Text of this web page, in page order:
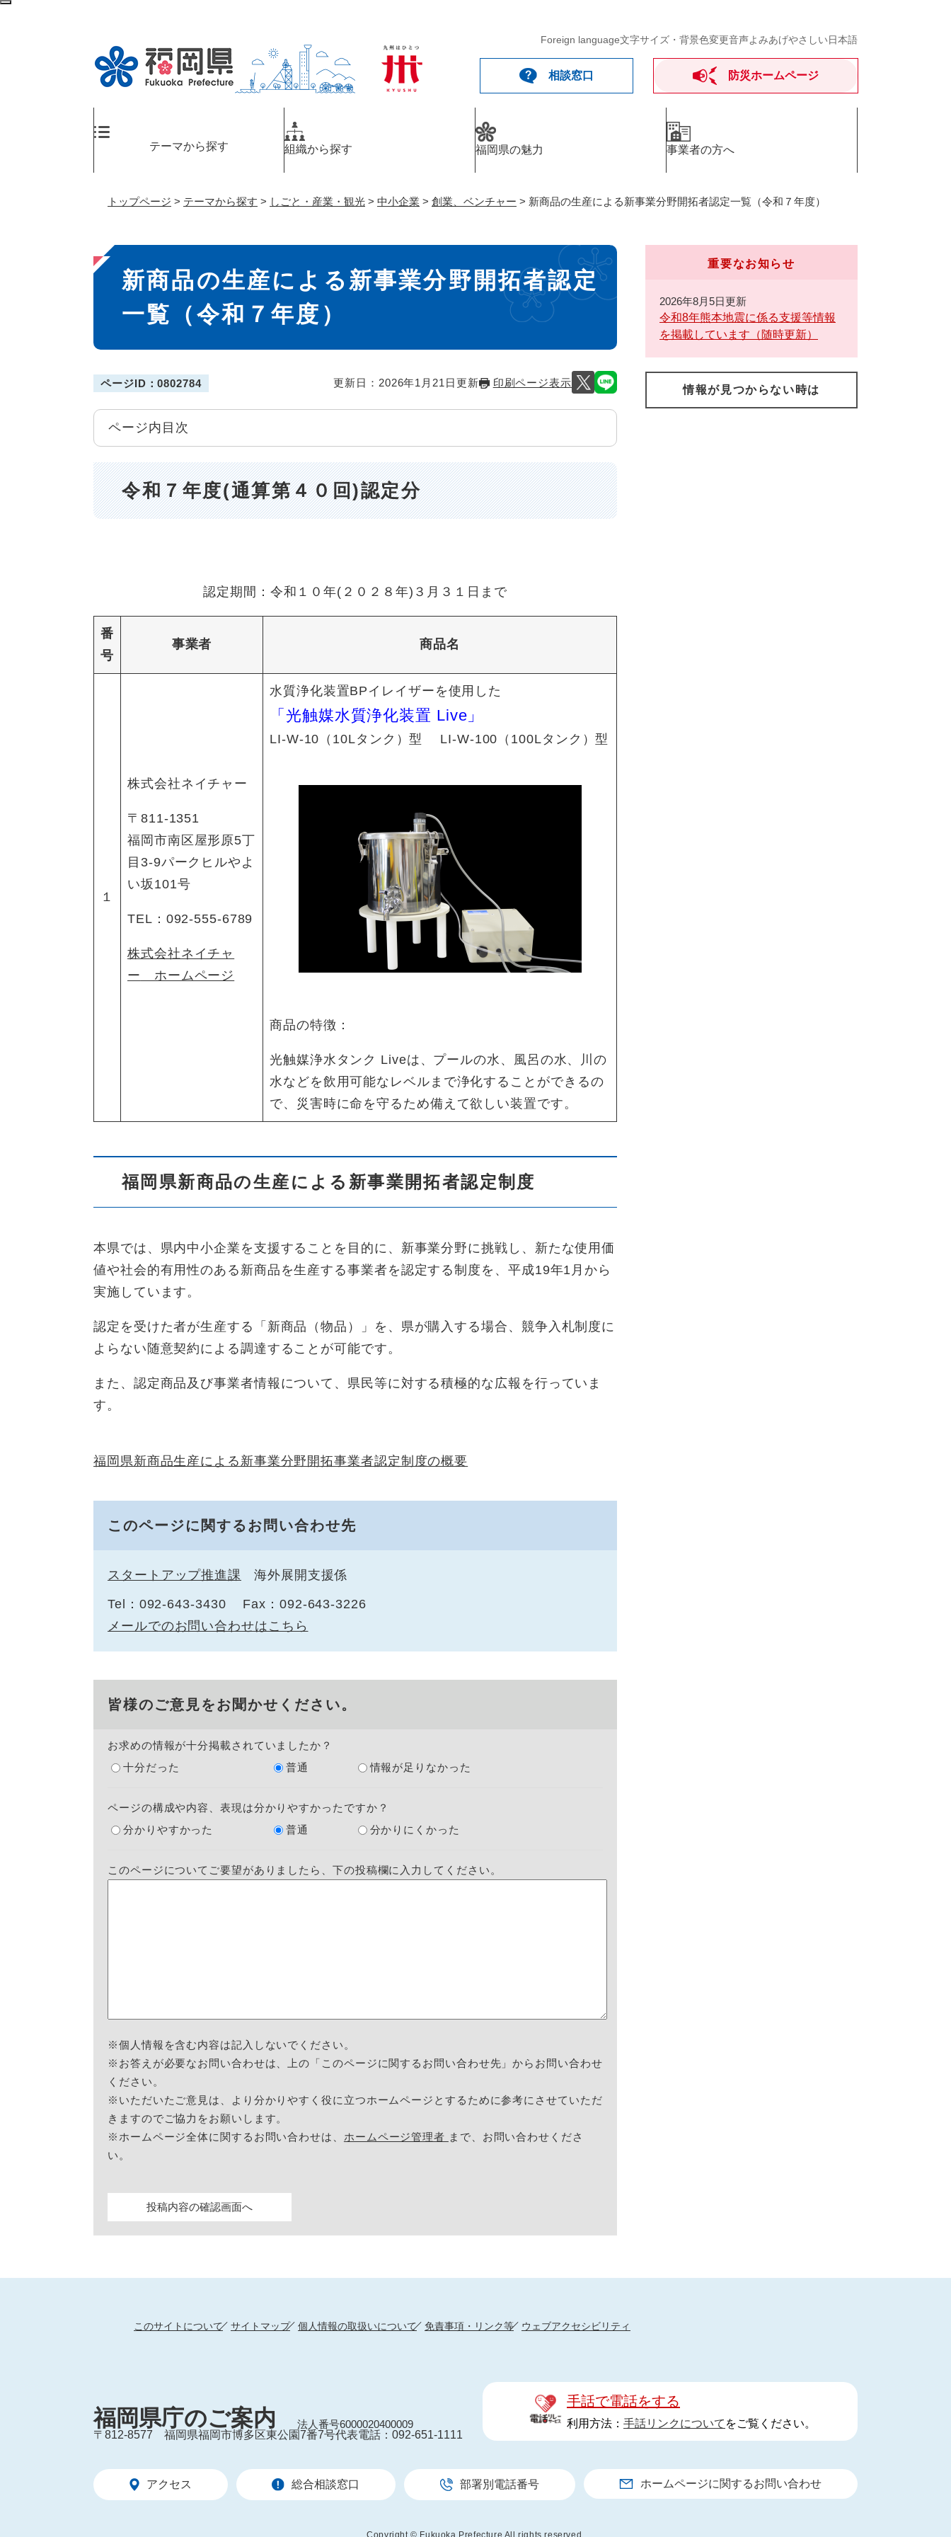
ペ
Foreign language文字サイズ・背景色変更音声よみあげやさしい日本語
相談窓口 防災ホームページ
テーマから探す 組織から探す 福岡県の魅力 事業者の方へ
トップページ > テーマから探す > しごと・産業・観光 > 中小企業 > 創業、ベンチャー > 新商品の生産による新事業分野開拓者認定一覧（令和７年度）
本
文
新商品の生産による新事業分野開拓者認定
一覧（令和７年度）
ページID：0802784 更新日：2026年1月21日更新 印刷ページ表示
ページ内目次
令和７年度(通算第４０回)認定分
認定期間：令和１０年(２０２８年)３月３１日まで
番
号
事業者 商品名
１
株式会社ネイチャー
〒811-1351
福岡市南区屋形原5丁
目3-9パークヒルやよ
い坂101号
TEL：092-555-6789
株式会社ネイチャ
ー ホームページ
​水質浄化装置BPイレイザーを使用した
「光触媒水質浄化装置 Live」
​LI-W-10（10Lタンク）型 LI-W-100（100Lタンク）型
商品の特徴：
光触媒浄水タンク Liveは、プールの水、風呂の水、川の
水などを飲用可能なレベルまで浄化することができるの
で、災害時に命を守るため備えて欲しい装置です。
福岡県新商品の生産による新事業開拓者認定制度
本県では、県内中小企業を支援することを目的に、新事業分野に挑戦し、新たな使用価
値や社会的有用性のある新商品を生産する事業者を認定する制度を、平成19年1月から
実施しています。
認定を受けた者が生産する「新商品（物品）」を、県が購入する場合、競争入札制度に
よらない随意契約による調達することが可能です。
また、認定商品及び事業者情報について、県民等に対する積極的な広報を行っていま
す。
福岡県新商品生産による新事業分野開拓事業者認定制度の概要
このページに関するお問い合わせ先
スタートアップ推進課 海外展開支援係
Tel：092-643-3430
Fax：092-643-3226
メールでのお問い合わせはこちら
皆様のご意見をお聞かせください。
お求めの情報が十分掲載されていましたか？
十分だった
普通 情報が足りなかった
ページの構成や内容、表現は分かりやすかったですか？
分かりやすかった
普通 分かりにくかった
このページについてご要望がありましたら、下の投稿欄に入力してください。
※個人情報を含む内容は記入しないでください。
※お答えが必要なお問い合わせは、上の「このページに関するお問い合わせ先」からお問い合わせ
ください。
※いただいたご意見は、より分かりやすく役に立つホームページとするために参考にさせていただ
きますのでご協力をお願いします。
※ホームページ全体に関するお問い合わせは、 ホームページ管理者 まで、お問い合わせくださ
い。
重要なお知らせ
2026年8月5日更新
令和8年熊本地震に係る支援等情報
を掲載しています（随時更新）
情報が見つからない時は
このサイトについて サイトマップ 個人情報の取扱いについて 免責事項・リンク等 ウェブアクセシビリティ
福岡県庁のご案内
法人番号6000020400009
〒812-8577
福岡県福岡市博多区東公園7番7号代表電話：092-651-1111
手話で電話をする
利用方法： 手話リンクについて をご覧ください。
アクセス 総合相談窓口 部署別電話番号 ホームページに関するお問い合わせ
Copyright © Fukuoka Prefecture All rights reserved.